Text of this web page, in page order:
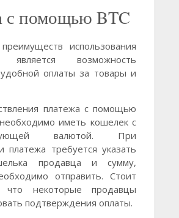
с помощью BTC
использования
является возможность
оплаты за товары и
платежа с помощью
иметь кошелек с
валютой. При
платежа требуется указать
продавца и сумму,
отправить. Стоит
что некоторые продавцы
подтверждения оплаты.